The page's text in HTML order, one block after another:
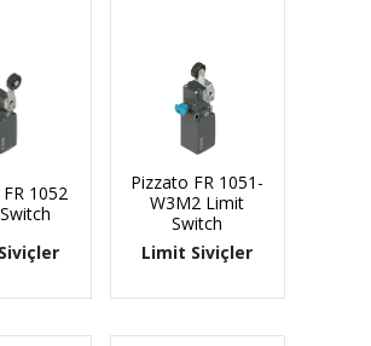
1052
Pizzato FR 1051-
W3M2 Limit
Switch
Limit Siviçler